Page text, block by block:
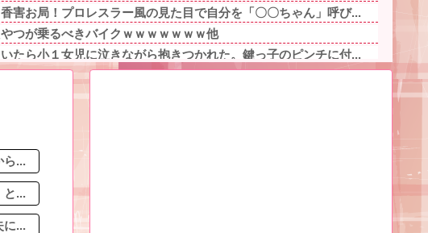
害お局！プロレスラー風の見た目で自分を「〇〇ちゃん」呼び...
つが乗るべきバイクｗｗｗｗｗｗｗ他
たら小１女児に泣きながら抱きつかれた。鍵っ子のピンチに付...
！ってする時、アヘ顔ダブルピースしてるみたいになるの恥ず...
ーだらけの美人海鮮料理人、現る！！←コレはセクシー過ぎてワ...
ら...
と...
に...